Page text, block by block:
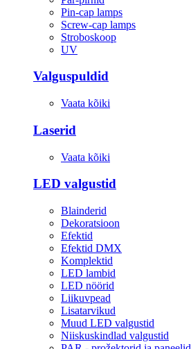
Pin-cap lamps
Screw-cap lamps
Stroboskoop
UV
Valguspuldid
Vaata kõiki
Laserid
Vaata kõiki
LED valgustid
Blainderid
Dekoratsioon
Efektid
Efektid DMX
Komplektid
LED lambid
LED nöörid
Liikuvpead
Lisatarvikud
Muud LED valgustid
Niiskuskindlad valgustid